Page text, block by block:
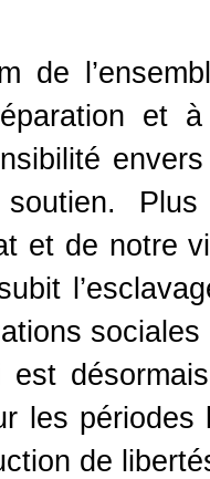
et
Plus
et de notre
les
de